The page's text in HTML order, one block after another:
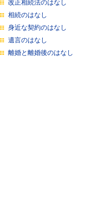
改正相続法のはなし
相続のはなし
身近な契約のはなし
遺言のはなし
離婚と離婚後のはなし